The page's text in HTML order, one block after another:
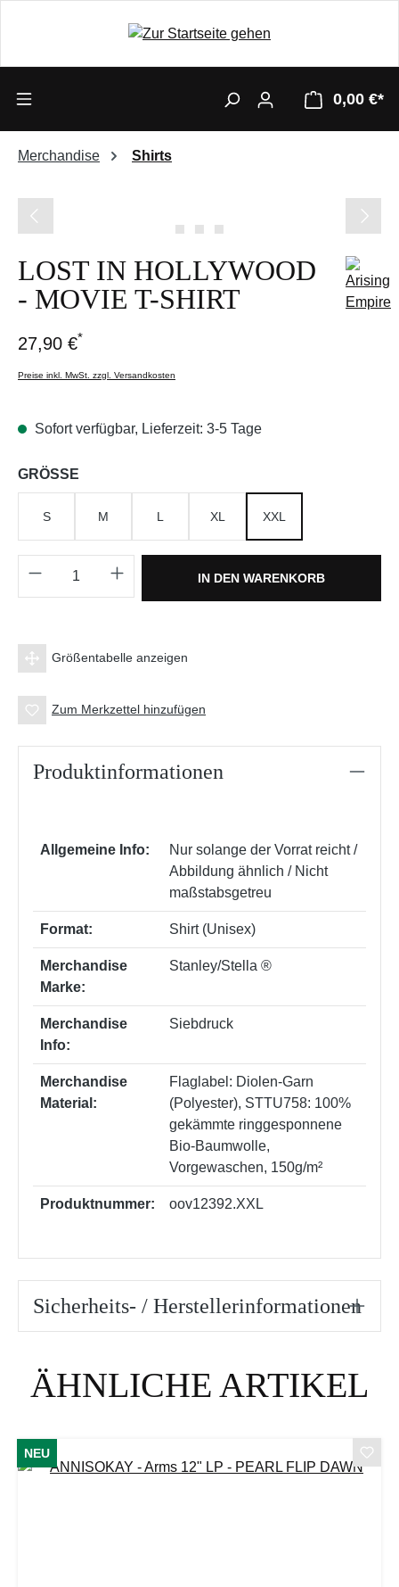
0,00 €*
Merchandise Shirts
LOST IN HOLLYWOOD
- MOVIE T-SHIRT
27,90 €*
Preise inkl. MwSt. zzgl. Versandkosten
Sofort verfügbar, Lieferzeit: 3-5 Tage
GRÖSSE
S M L XL XXL
Produkt Anzahl: Gib den gewünschten
IN DEN WARENKORB
Größentabelle anzeigen
Zum Merkzettel hinzufügen
Produktinformationen
Allgemeine Info:
Nur solange der Vorrat reicht /
Abbildung ähnlich / Nicht
maßstabsgetreu
Format: Shirt (Unisex)
Merchandise
Marke:
Stanley/Stella ®
Merchandise
Info:
Siebdruck
Merchandise
Material:
Flaglabel: Diolen-Garn
(Polyester), STTU758: 100%
gekämmte ringgesponnene
Bio-Baumwolle,
Vorgewaschen, 150g/m²
Produktnummer: oov12392.XXL
Sicherheits- / Herstellerinformationen
ÄHNLICHE ARTIKEL
NEU